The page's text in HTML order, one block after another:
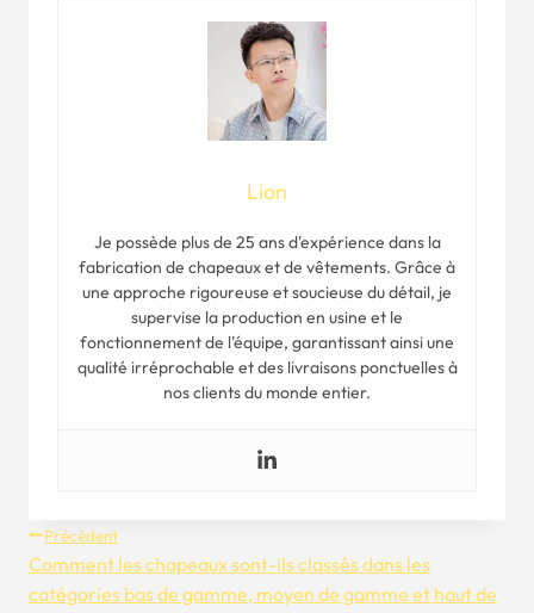
Lion
Je possède plus de 25 ans d'expérience dans la
fabrication de chapeaux et de vêtements. Grâce à
une approche rigoureuse et soucieuse du détail, je
supervise la production en usine et le
fonctionnement de l'équipe, garantissant ainsi une
qualité irréprochable et des livraisons ponctuelles à
nos clients du monde entier.
Navigation
Précédent
Comment les chapeaux sont-ils classés dans les
catégories bas de gamme, moyen de gamme et haut de